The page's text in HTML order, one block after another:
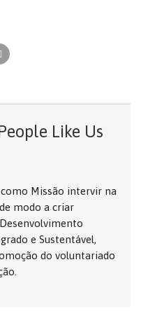
Like Us
como Missão intervir na
modo a criar
e Sustentável,
do voluntariado